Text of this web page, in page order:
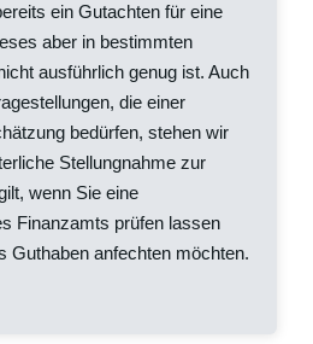
ein Gutachten für eine
aber in bestimmten
ausführlich genug ist. Auch
die einer
bedürfen, stehen wir
Stellungnahme zur
wenn Sie eine
Finanzamts prüfen lassen
Guthaben anfechten möchten.